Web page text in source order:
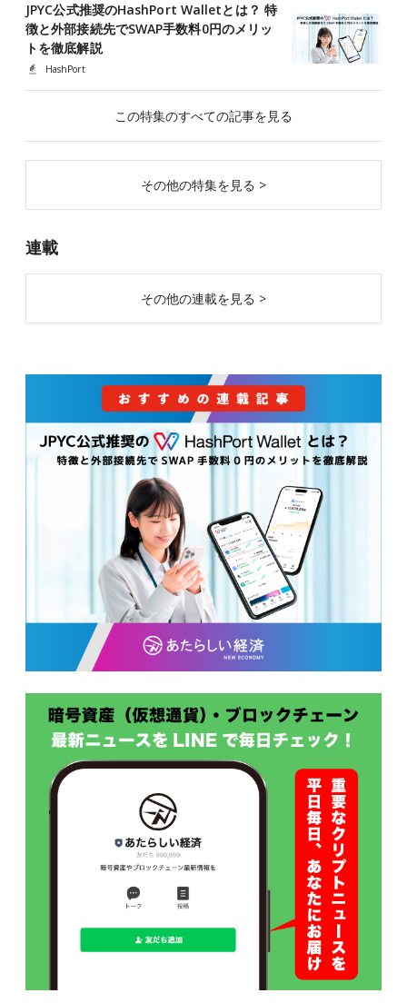
JPYC公式推奨のHashPort Walletとは？ 特
徴と外部接続先でSWAP手数料0円のメリッ
トを徹底解説
HashPort
この特集のすべての記事を見る
その他の特集を見る >
連載
その他の連載を見る >